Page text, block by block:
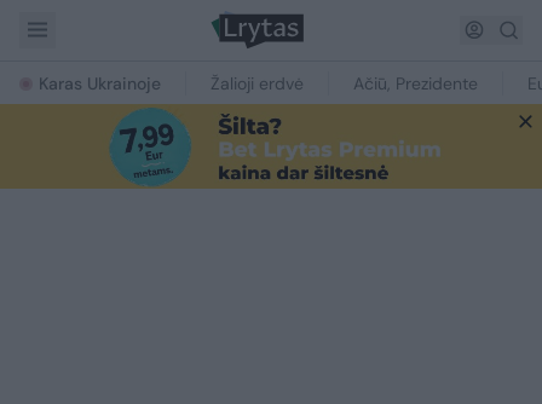
Karas Ukrainoje Žalioji erdvė Ačiū, Prezidente